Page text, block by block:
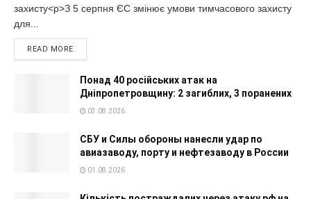
захисту<p>З 5 серпня ЄС змінює умови тимчасового захисту
для...
READ MORE
Понад 40 російських атак на
Дніпропетровщину: 2 загиблих, 3 поранених
03.08.2026
СБУ и Силы обороны нанесли удар по
авиазаводу, порту и нефтезаводу в России
01.08.2026